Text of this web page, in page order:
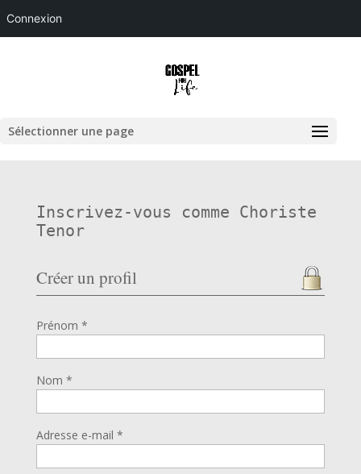
Connexion
Sélectionner une page
Inscrivez-vous comme Choriste
Tenor
Créer un profil
Prénom *
Nom *
Adresse e-mail *